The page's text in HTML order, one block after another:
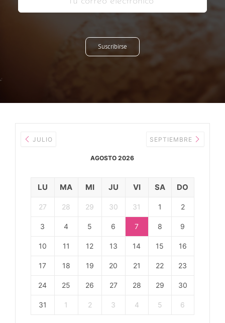
Suscribirse
JULIO
AGOSTO 2026
SEPTIEMBRE
LU MA MI JU VI SA DO
27 28 29 30 31 1 2
3 4 5 6 7 8 9
10 11 12 13 14 15 16
17 18 19 20 21 22 23
24 25 26 27 28 29 30
31 1 2 3 4 5 6